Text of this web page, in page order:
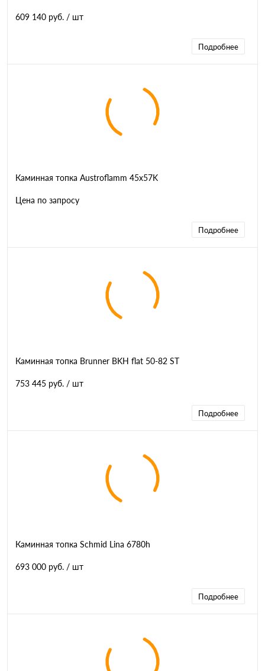
609 140 руб. / шт
Подробнее
Каминная топка Austroflamm 45x57K
Цена по запросу
Подробнее
Каминная топка Brunner BKH flat 50-82 ST
753 445 руб. / шт
Подробнее
Каминная топка Schmid Lina 6780h
693 000 руб. / шт
Подробнее